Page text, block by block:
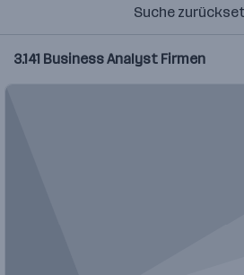
3.141 Business Analyst Firmen
Suche